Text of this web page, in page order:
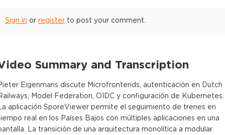
Sign in or register to post your comment.
Summary and Transcription
Eigenmans discute Microfrontends, autenticación en Dutch
Model Federation, OIDC y configuración de Kubernetes.
aplicación SporeViewer permite el seguimiento de trenes en
real en los Países Bajos con múltiples aplicaciones en una
La transición de una arquitectura monolítica a modular